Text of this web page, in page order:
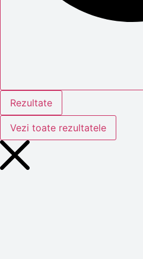
Rezultate
Vezi toate rezultatele